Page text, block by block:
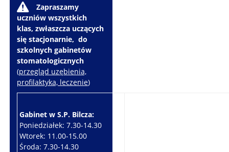
W
Zapraszamy
uczniów wszystkich
klas, zwłaszcza uczących
się stacjonarnie, do
szkolnych gabinetów
stomatologicznych
(przegląd uzębienia,
profilaktyka, leczenie)
Gabinet w S.P. Bilcza:
Poniedziałek: 7.30-14.30
Wtorek: 11.00-15.00
Środa: 7.30-14.30